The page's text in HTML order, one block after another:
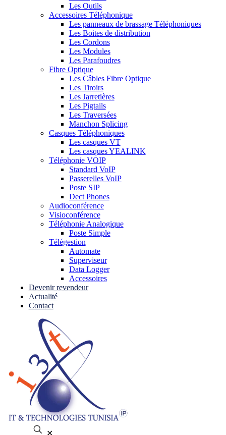
Les Outils
Accessoires Téléphonique
Les panneaux de brassage Téléphoniques
Les Boites de distribution
Les Cordons
Les Modules
Les Parafoudres
Fibre Optique
Les Câbles Fibre Optique
Les Tiroirs
Les Jarretières
Les Pigtails
Les Traversées
Manchon Splicing
Casques Téléphoniques
Les casques VT
Les casques YEALINK
Téléphonie VOIP
Standard VoIP
Passerelles VoIP
Poste SIP
Dect Phones
Audioconférence
Visioconférence
Téléphonie Analogique
Poste Simple
Télégestion
Automate
Superviseur
Data Logger
Accessoires
Devenir revendeur
Actualité
Contact
✕